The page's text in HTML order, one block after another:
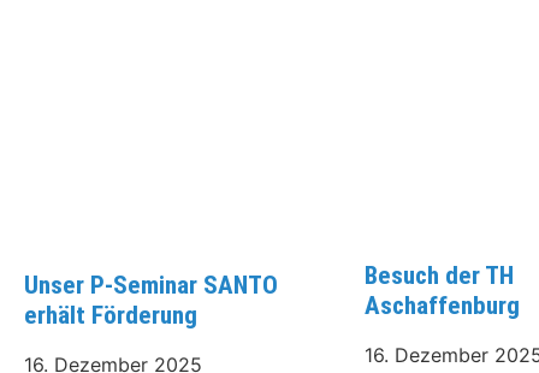
Unser P-Seminar SANTO
erhält Förderung
16. Dezember 2025
Besuch der TH
Aschaffenburg
16. Dezember